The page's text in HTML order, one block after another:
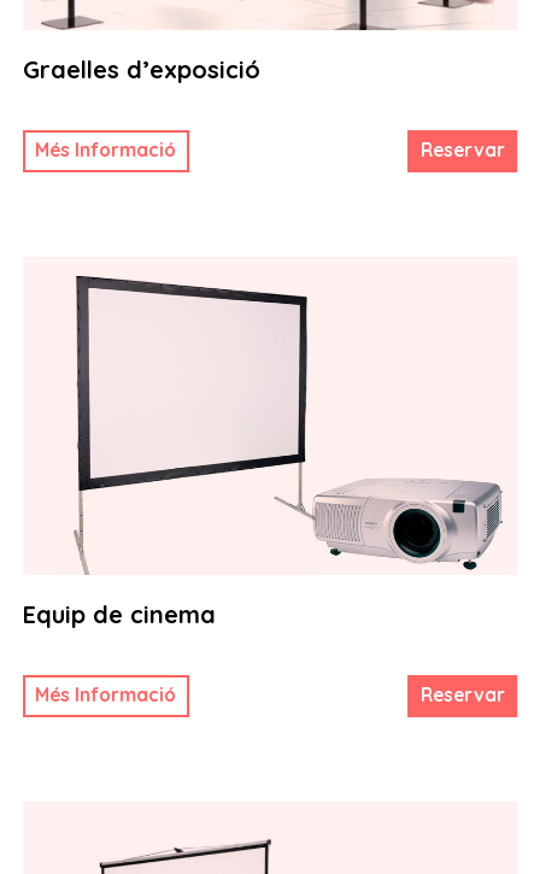
Graelles d’exposició
Més Informació Reservar
Equip de cinema
Més Informació Reservar